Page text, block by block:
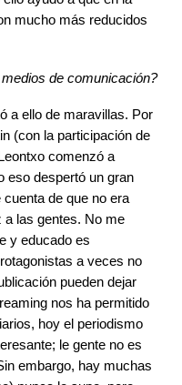
mucho más reducidos
de comunicación?
a ello de maravillas. Por
(con la participación de
comenzó a
eso despertó un gran
de que no era
a las gentes. No me
y educado es
a veces no
pueden dejar
nos ha permitido
hoy el periodismo
le gente no es
embargo, hay muchas